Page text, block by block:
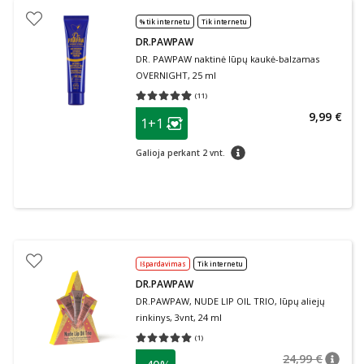
% tik internetu Tik internetu
DR.PAWPAW
DR. PAWPAW naktinė lūpų kaukė-balzamas
OVERNIGHT, 25 ml
(11)
Vidutinis įvertinimas 4.91
patarimas
Lojalumo klubo narių nuolaida
1+1
Galioja perkant 2 vnt. patarimas
9,99 €
Išpardavimas Tik internetu
DR.PAWPAW
DR.PAWPAW, NUDE LIP OIL TRIO, lūpų aliejų
rinkinys, 3vnt, 24 ml
(1)
Vidutinis įvertinimas 5.00
24,99 €